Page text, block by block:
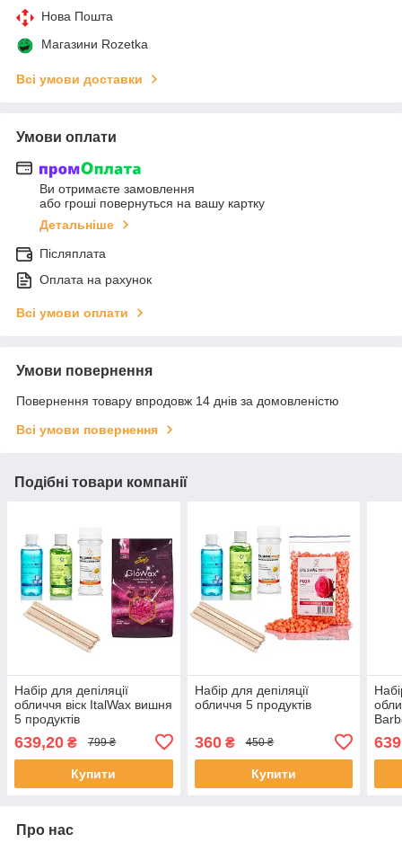
Нова Пошта
Магазини Rozetka
Всі умови доставки
Умови оплати
Ви отримаєте замовлення
або гроші повернуться на вашу картку
Детальніше
Післяплата
Оплата на рахунок
Всі умови оплати
Умови повернення
Повернення товару впродовж 14 днів за домовленістю
Всі умови повернення
Подібні товари компанії
Набір для депіляції
обличчя віск ItalWax вишня
5 продуктів
639,20 ₴ 799 ₴
Купити
Набір для депіляції
обличчя 5 продуктів
360₴ 450 ₴
Купити
Про нас